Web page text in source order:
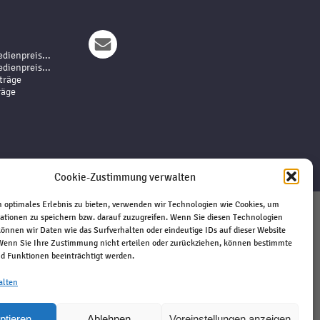
Cookie-Zustimmung verwalten
optimales Erlebnis zu bieten, verwenden wir Technologien wie Cookies, um
zu speichern bzw. darauf zuzugreifen. Wenn Sie diesen Technologien
wir Daten wie das Surfverhalten oder eindeutige IDs auf dieser Website
Sie Ihre Zustimmung nicht erteilen oder zurückziehen, können bestimmte
Funktionen beeinträchtigt werden.
Impressum
Haftungsausschluss
Datenschutz